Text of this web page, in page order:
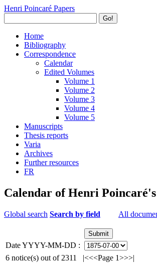
Henri Poincaré Papers
Go!
Home
Bibliography
Correspondence
Calendar
Edited Volumes
Volume 1
Volume 2
Volume 3
Volume 4
Volume 5
Manuscripts
Thesis reports
Varia
Archives
Further resources
FR
Calendar of Henri
Global search Search by field All
Date YYYY-MM-DD :
6 notice(s) out of 2311 |<<<Page 1>>>|